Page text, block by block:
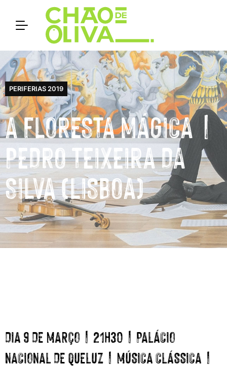
PERIFERIAS 2019
A FLORESTA MÁGICA |
PEDRO TEIXEIRA DA
SILVA (LISBOA)
DIA 9 DE MARÇO | 21H30 | PALÁCIO
NACIONAL DE QUELUZ | MÚSICA CLÁSSICA |